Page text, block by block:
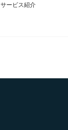
サービス紹介